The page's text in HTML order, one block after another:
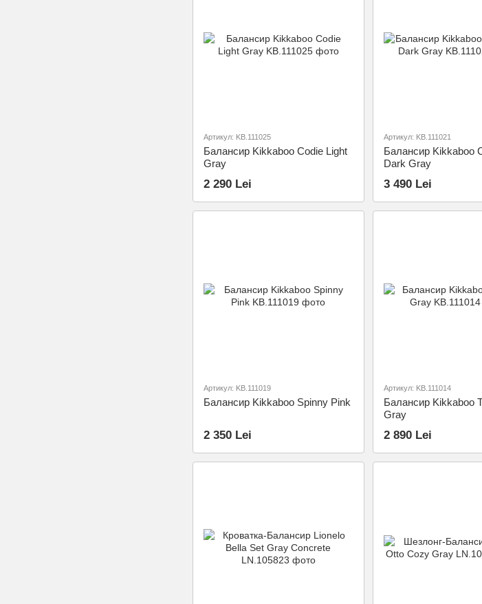
Артикул: KB.111025
Балансир Kikkaboo Codie Light
Gray
2 290 Lei
Артикул: KB.111021
Балансир Kikkaboo
Dark Gray
3 490 Lei
Артикул: KB.111019
Балансир Kikkaboo Spinny Pink
2 350 Lei
Артикул: KB.111014
Балансир Kikkaboo
Gray
2 890 Lei